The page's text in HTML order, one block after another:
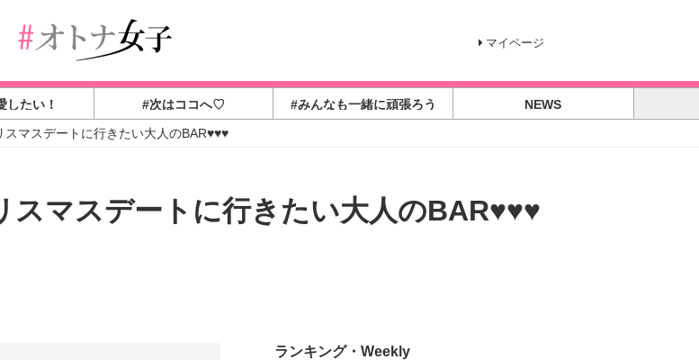
マイページ
したい！ #次はココへ♡ #みんなも一緒に頑張ろう
NEWS
マスデートに行きたい大人のBAR♥♥♥
スマスデートに行きたい大人のBAR♥♥♥
ランキング・Weekly